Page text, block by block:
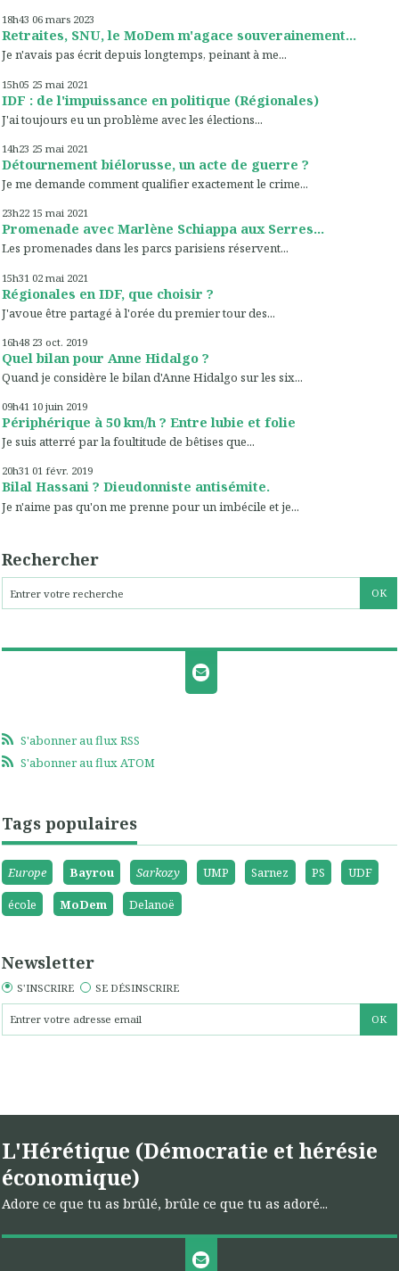
18h43 06 mars 2023
Retraites, SNU, le MoDem m'agace souverainement...
Je n'avais pas écrit depuis longtemps, peinant à me...
15h05 25 mai 2021
IDF : de l'impuissance en politique (Régionales)
J'ai toujours eu un problème avec les élections...
14h23 25 mai 2021
Détournement biélorusse, un acte de guerre ?
Je me demande comment qualifier exactement le crime...
23h22 15 mai 2021
Promenade avec Marlène Schiappa aux Serres...
Les promenades dans les parcs parisiens réservent...
15h31 02 mai 2021
Régionales en IDF, que choisir ?
J'avoue être partagé à l'orée du premier tour des...
16h48 23 oct. 2019
Quel bilan pour Anne Hidalgo ?
Quand je considère le bilan d'Anne Hidalgo sur les six...
09h41 10 juin 2019
Périphérique à 50 km/h ? Entre lubie et folie
Je suis atterré par la foultitude de bêtises que...
20h31 01 févr. 2019
Bilal Hassani ? Dieudonniste antisémite.
Je n'aime pas qu'on me prenne pour un imbécile et je...
Rechercher
S'abonner au flux RSS
S'abonner au flux ATOM
Tags populaires
Europe Bayrou Sarkozy UMP Sarnez PS
UDF
école
MoDem Delanoë
Newsletter
S'INSCRIRE SE DÉSINSCRIRE
L'Hérétique (Démocratie et hérésie
économique)
Adore ce que tu as brûlé, brûle ce que tu as adoré...